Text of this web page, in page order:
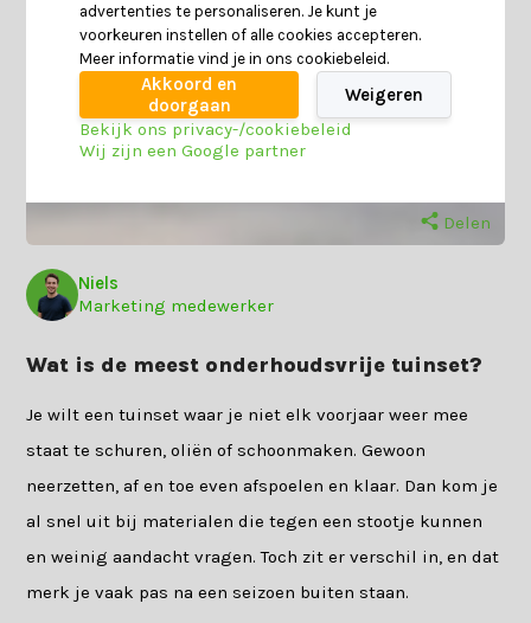
Delen
Niels
Marketing medewerker
Wat is de meest onderhoudsvrije tuinset?
Je wilt een tuinset waar je niet elk voorjaar weer mee
staat te schuren, oliën of schoonmaken. Gewoon
neerzetten, af en toe even afspoelen en klaar. Dan kom je
al snel uit bij materialen die tegen een stootje kunnen
en weinig aandacht vragen. Toch zit er verschil in, en dat
merk je vaak pas na een seizoen buiten staan.
advertenties te personaliseren. Je kunt je
voorkeuren instellen of alle cookies accepteren.
Meer informatie vind je in ons cookiebeleid.
Akkoord en
doorgaan
Weigeren
Bekijk ons privacy-/cookiebeleid
Wij zijn een Google partner